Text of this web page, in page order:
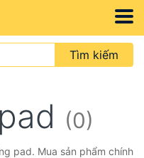
Tìm kiếm
(0)
pad. Mua sản phẩm chính